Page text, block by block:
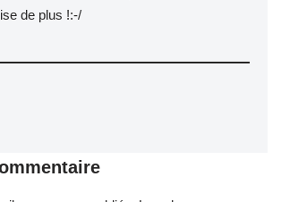
de plus !:-/